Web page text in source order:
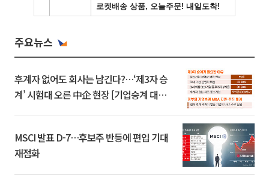
주요뉴스
후계자 없어도 회사는 남긴다?…‘제3자 승
계’ 시험대 오른 中企 현장 [기업승계 대전
MSCI 발표 D-7…후보주 반등에 편입 기대
재점화